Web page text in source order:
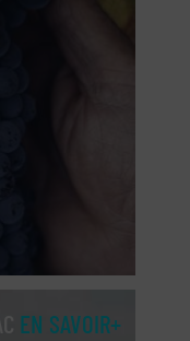
EN SAVOIR+